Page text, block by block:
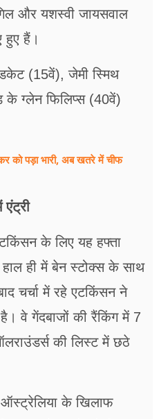
और यशस्वी जायसवाल
हुए हैं।
(15वें), जेमी स्मिथ
ग्लेन फिलिप्स (40वें)
को पड़ा भारी, अब खतरे में चीफ
के लिए यह हफ्ता
ही में बेन स्टोक्स के साथ
चर्चा में रहे एटकिंसन ने
वे गेंदबाजों की रैंकिंग में 7
की लिस्ट में छठे
के खिलाफ